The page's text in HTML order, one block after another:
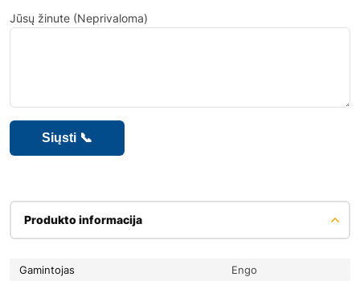
Jūsų žinute (Neprivaloma)
Produkto informacija
Gamintojas Engo